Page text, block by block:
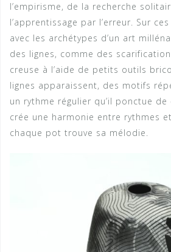
l’empirisme, de la recherche
l’apprentissage par l’erreur. Sur
avec les archétypes d’un art
des lignes, comme des
creuse à l’aide de petits outils
lignes apparaissent, des motifs
un rythme régulier qu’il ponctue
crée une harmonie entre rythmes
chaque pot trouve sa mélodie.